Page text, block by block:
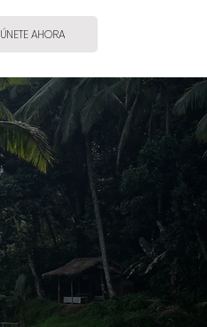
ÚNETE AHORA